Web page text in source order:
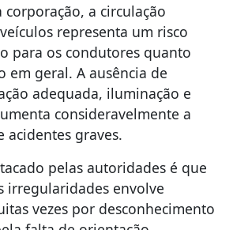
corporação, a circulação
representa um risco
para os condutores quanto
em geral. A ausência de
adequada, iluminação e
consideravelmente a
graves.
pelas autoridades é que
irregularidades envolve
vezes por desconhecimento